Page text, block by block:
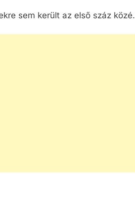
sem került az első száz közé.